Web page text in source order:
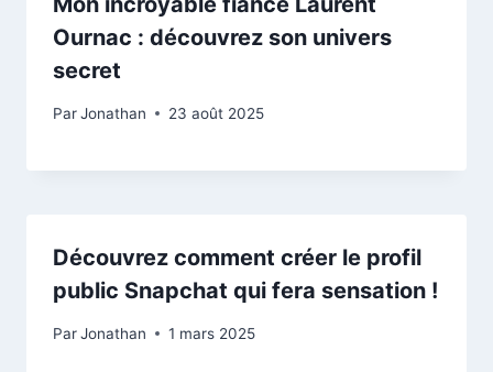
Ournac : découvrez son univers
secret
ParJonathan 23 août 2025
Découvrez comment créer le profil
public Snapchat qui fera sensation !
ParJonathan 1 mars 2025